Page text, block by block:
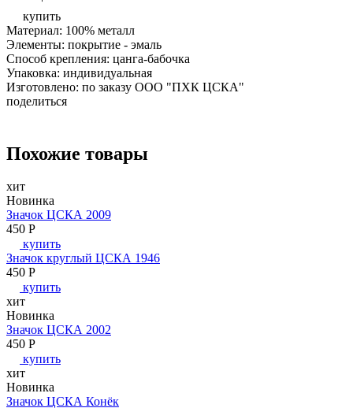
купить
Материал: 100% металл
Элементы: покрытие - эмаль
Способ крепления: цанга-бабочка
Упаковка: индивидуальная
Изготовлено: по заказу ООО "ПХК ЦСКА"
поделиться
Похожие товары
хит
Новинка
Значок ЦСКА 2009
450 P
купить
Значок круглый ЦСКА 1946
450 P
купить
хит
Новинка
Значок ЦСКА 2002
450 P
купить
хит
Новинка
Значок ЦСКА Конёк